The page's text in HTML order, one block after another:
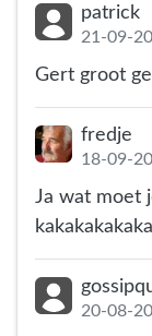
patrick
21-09-
Gert groot
fredje
18-09-
Ja wat moet
20-08-